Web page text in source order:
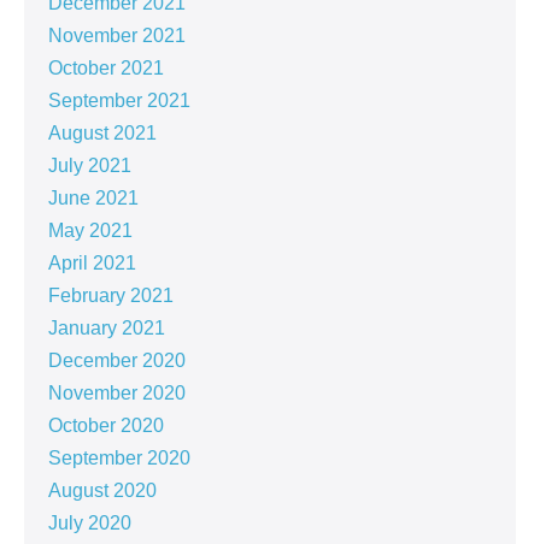
November 2021
October 2021
September 2021
August 2021
July 2021
June 2021
May 2021
April 2021
February 2021
January 2021
December 2020
November 2020
October 2020
September 2020
August 2020
July 2020